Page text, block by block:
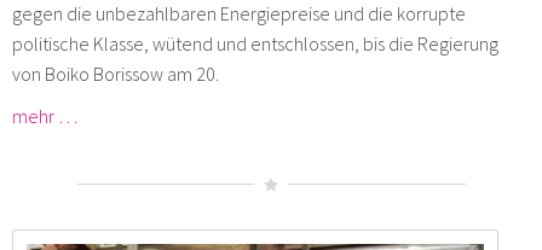
gegen die unbezahlbaren Energiepreise und die korrupte
politische Klasse, wütend und entschlossen, bis die Regierung
von Boiko Borissow am 20.
mehr …